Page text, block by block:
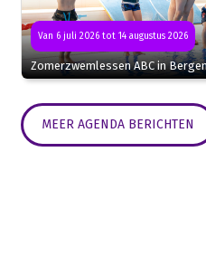
Van 6 juli 2026 tot 14 augustus 2026
Zomerzwemlessen ABC in
MEER AGENDA BERICHTEN